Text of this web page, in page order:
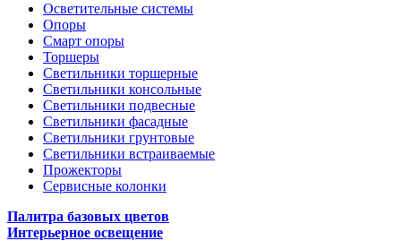
Осветительные системы
Опоры
Смарт опоры
Торшеры
Светильники торшерные
Светильники консольные
Светильники подвесные
Светильники фасадные
Светильники грунтовые
Светильники встраиваемые
Прожекторы
Сервисные колонки
Палитра базовых цветов
Интерьерное освещение